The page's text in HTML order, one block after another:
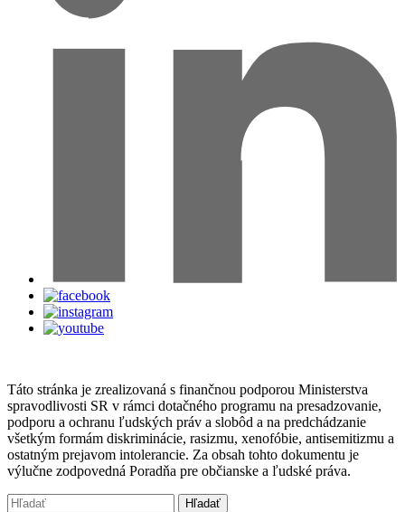
Táto stránka je zrealizovaná s finančnou podporou Ministerstva
spravodlivosti SR v rámci dotačného programu na presadzovanie,
podporu a ochranu ľudských práv a slobôd a na predchádzanie
všetkým formám diskriminácie, rasizmu, xenofóbie, antisemitizmu a
ostatným prejavom intolerancie. Za obsah tohto dokumentu je
výlučne zodpovedná Poradňa pre občianske a ľudské práva.
Hľadať: